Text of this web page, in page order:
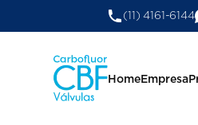
(11) 4161-6144
Home Empresa